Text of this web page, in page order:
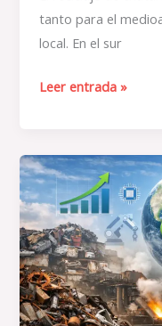
tanto para el
local. En el sur
Leer entrada »
Chatarra
y
recuperación
de
materiales:
actualidad
y